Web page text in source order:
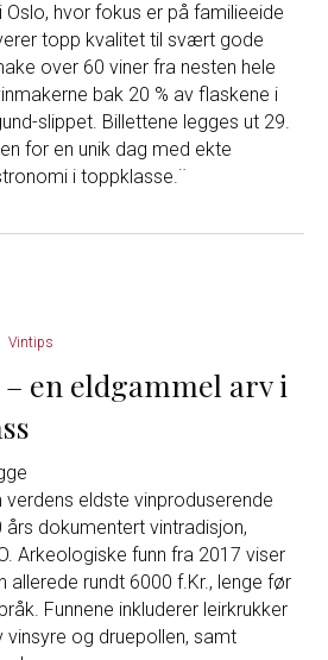
Oslo, hvor fokus er på familieeide
topp kvalitet til svært gode
over 60 viner fra nesten hele
bak 20 % av flaskene i
slippet. Billettene legges ut 29.
for en unik dag med ekte
i toppklasse.¨
Vintips
en eldgammel arv i
eldste vinproduserende
dokumentert vintradisjon,
Arkeologiske funn fra 2017 viser
allerede rundt 6000 f.Kr., lenge før
Funnene inkluderer leirkrukker
vinsyre og druepollen, samt